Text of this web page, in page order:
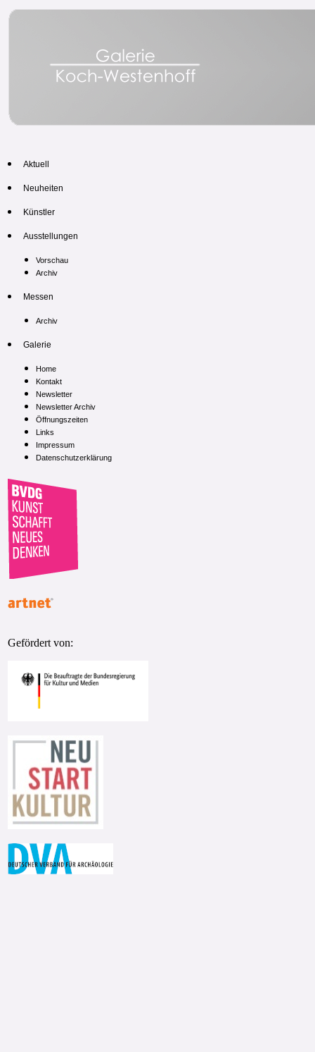
Aktuell
Neuheiten
Künstler
Ausstellungen
Vorschau
Archiv
Messen
Archiv
Galerie
Home
Kontakt
Newsletter
Newsletter Archiv
Öffnungszeiten
Links
Impressum
Datenschutzerklärung
Gefördert von: